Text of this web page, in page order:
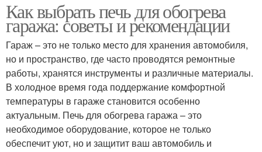
Как выбрать печь для обогрева
гаража: советы и рекомендации
Гараж – это не только место для хранения автомобиля,
но и пространство, где часто проводятся ремонтные
работы, хранятся инструменты и различные материалы.
В холодное время года поддержание комфортной
температуры в гараже становится особенно
актуальным. Печь для обогрева гаража – это
необходимое оборудование, которое не только
обеспечит уют, но и защитит ваш автомобиль и